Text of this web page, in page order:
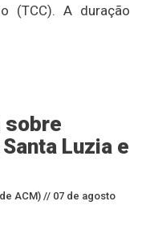
(TCC). A duração
sobre
Luzia e
ACM) // 07 de agosto